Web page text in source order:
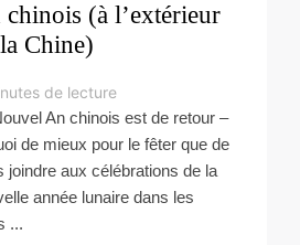
(à l’extérieur
Chine)
de lecture
An chinois est de retour –
de mieux pour le fêter que de
joindre aux célébrations de la
année lunaire dans les
...